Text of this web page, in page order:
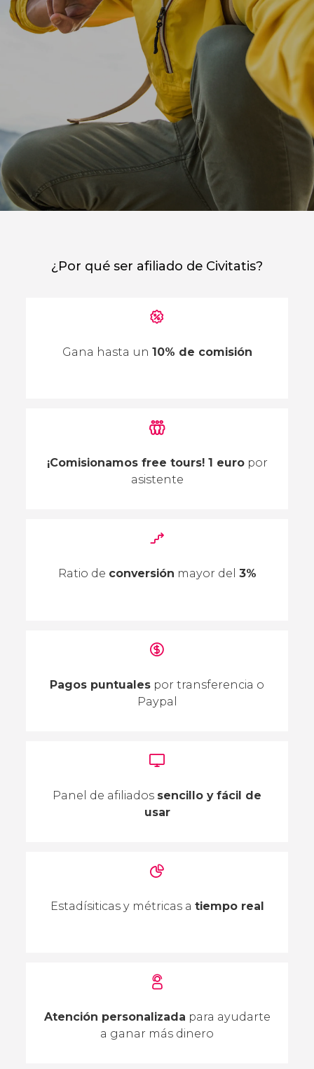
¿Por qué ser afiliado de Civitatis?
Gana hasta un 10% de comisión
¡Comisionamos free tours! 1 europor
asistente
Ratio de conversión mayor del 3%
Pagos puntuales por transferencia o
Paypal
Panel de afiliados sencillo y fácil de
usar
Estadísiticas y métricas a tiempo real
Atención personalizada para ayudarte
a ganar más dinero